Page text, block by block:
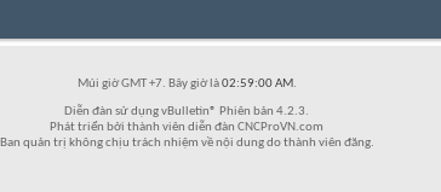
Múi giờ GMT +7. Bây giờ là02:59:00 AM.
Diễn đàn sử dụng vBulletin® Phiên bản 4.2.3.
Phát triển bởi thành viên diễn đàn CNCProVN.com
Ban quản trị không chịu trách nhiệm về nội dung do thành viên đăng.